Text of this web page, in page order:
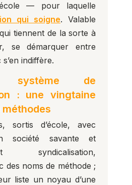
— pour laquelle
qui soigne. Valable
tiennent de la sorte à
se démarquer entre
indiffère.
système de
: une vingtaine
méthodes
sortis d’école, avec
société savante et
syndicalisation,
des noms de méthode ;
liste un noyau d’une